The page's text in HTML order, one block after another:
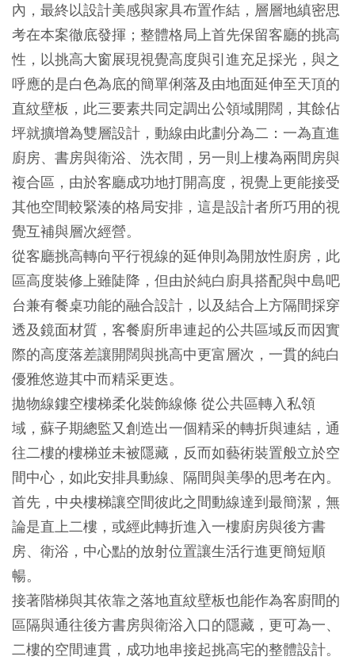
內，最終以設計美感與家具布置作結，層層地縝密思
考在本案徹底發揮；整體格局上首先保留客廳的挑高
性，以挑高大窗展現視覺高度與引進充足採光，與之
呼應的是白色為底的簡單俐落及由地面延伸至天頂的
直紋壁板，此三要素共同定調出公領域開闊，其餘佔
坪就擴增為雙層設計，動線由此劃分為二：一為直進
廚房、書房與衛浴、洗衣間，另一則上樓為兩間房與
複合區，由於客廳成功地打開高度，視覺上更能接受
其他空間較緊湊的格局安排，這是設計者所巧用的視
覺互補與層次經營。
從客廳挑高轉向平行視線的延伸則為開放性廚房，此
區高度裝修上雖陡降，但由於純白廚具搭配與中島吧
台兼有餐桌功能的融合設計，以及結合上方隔間採穿
透及鏡面材質，客餐廚所串連起的公共區域反而因實
際的高度落差讓開闊與挑高中更富層次，一貫的純白
優雅悠遊其中而精采更迭。
拋物線鏤空樓梯柔化裝飾線條 從公共區轉入私領
域，蘇子期總監又創造出一個精采的轉折與連結，通
往二樓的樓梯並未被隱藏，反而如藝術裝置般立於空
間中心，如此安排具動線、隔間與美學的思考在內。
首先，中央樓梯讓空間彼此之間動線達到最簡潔，無
論是直上二樓，或經此轉折進入一樓廚房與後方書
房、衛浴，中心點的放射位置讓生活行進更簡短順
暢。
接著階梯與其依靠之落地直紋壁板也能作為客廚間的
區隔與通往後方書房與衛浴入口的隱藏，更可為一、
二樓的空間連貫，成功地串接起挑高宅的整體設計。